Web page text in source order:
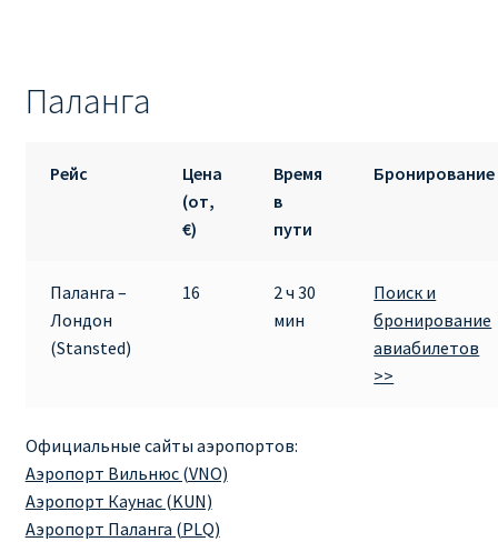
Паланга
Рейс
Цена
(от,
€)
Время
в
пути
Бронирование
Паланга –
Лондон
(Stansted)
16
2 ч 30
мин
Поиск и
бронирование
авиабилетов
>>
Официальные сайты аэропортов:
Аэропорт Вильнюс (VNO)
Аэропорт Каунас (KUN)
Аэропорт Паланга (PLQ)